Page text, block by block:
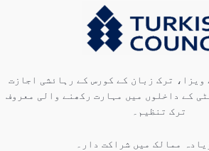
ویزا، ترک زبان کے کورس کے رہائشی اجازت
کے داخلوں میں مہارت رکھنے والی معروف
ترک تنظیم۔